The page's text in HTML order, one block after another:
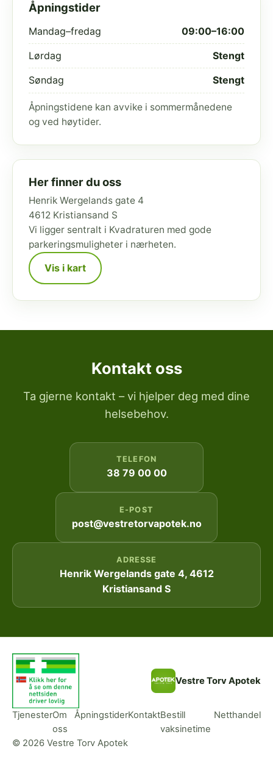
Åpningstider
Mandag–fredag 09:00–16:00
Lørdag Stengt
Søndag Stengt
Åpningstidene kan avvike i sommermånedene
og ved høytider.
Her finner du oss
Henrik Wergelands gate 4
4612 Kristiansand S
Vi ligger sentralt i Kvadraturen med gode
parkeringsmuligheter i nærheten.
Vis i kart
Kontakt oss
Ta gjerne kontakt – vi hjelper deg med dine
helsebehov.
TELEFON
38 79 00 00
E-POST
post@vestretorvapotek.no
ADRESSE
Henrik Wergelands gate 4, 4612
Kristiansand S
Vestre Torv Apotek
TjenesterOm
oss
ÅpningstiderKontaktBestill
vaksinetime
Netthandel
© 2026 Vestre Torv Apotek